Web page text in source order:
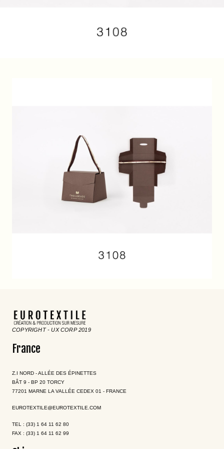
COPYRIGHT - UX CORP 2019
France
Z.I NORD - ALLÉE DES ÉPINETTES
BÂT 9 - BP 20 TORCY
77201 MARNE LA VALLÉE CEDEX 01 - FRANCE
EUROTEXTILE@EUROTEXTILE.COM
TEL : (33) 1 64 11 62 80
FAX : (33) 1 64 11 62 99